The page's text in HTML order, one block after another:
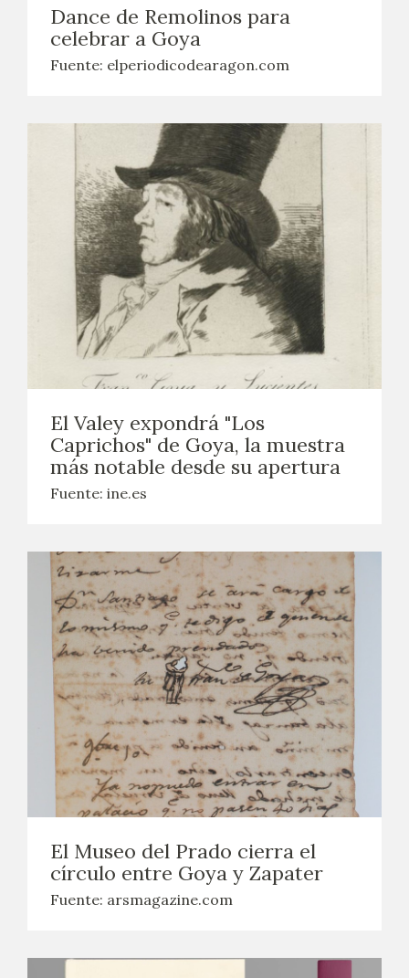
RECURSOS EDUCATIVOS
Dance de Remolinos para
celebrar a Goya
Fuente: elperiodicodearagon.com
El Valey expondrá "Los
Caprichos" de Goya, la muestra
más notable desde su apertura
Fuente: ine.es
El Museo del Prado cierra el
círculo entre Goya y Zapater
Fuente: arsmagazine.com